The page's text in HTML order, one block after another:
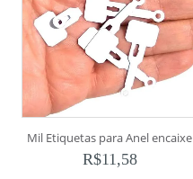
Mil Etiquetas para Anel encaixe
R$11,58